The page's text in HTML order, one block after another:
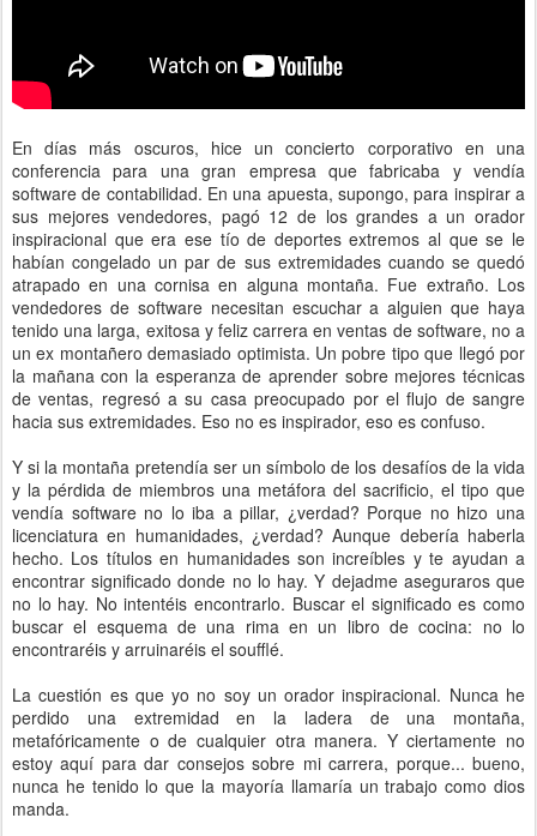
En días más oscuros, hice un concierto corporativo en una
conferencia para una gran empresa que fabricaba y vendía
software de contabilidad. En una apuesta, supongo, para inspirar a
sus mejores vendedores, pagó 12 de los grandes a un orador
inspiracional que era ese tío de deportes extremos al que se le
habían congelado un par de sus extremidades cuando se quedó
atrapado en una cornisa en alguna montaña. Fue extraño. Los
vendedores de software necesitan escuchar a alguien que haya
tenido una larga, exitosa y feliz carrera en ventas de software, no a
un ex montañero demasiado optimista. Un pobre tipo que llegó por
la mañana con la esperanza de aprender sobre mejores técnicas
de ventas, regresó a su casa preocupado por el flujo de sangre
hacia sus extremidades. Eso no es inspirador, eso es confuso.
Y si la montaña pretendía ser un símbolo de los desafíos de la vida
y la pérdida de miembros una metáfora del sacrificio, el tipo que
vendía software no lo iba a pillar, ¿verdad? Porque no hizo una
licenciatura en humanidades, ¿verdad? Aunque debería haberla
hecho. Los títulos en humanidades son increíbles y te ayudan a
encontrar significado donde no lo hay. Y dejadme aseguraros que
no lo hay. No intentéis encontrarlo. Buscar el significado es como
buscar el esquema de una rima en un libro de cocina: no lo
encontraréis y arruinaréis el soufflé.
La cuestión es que yo no soy un orador inspiracional. Nunca he
perdido una extremidad en la ladera de una montaña,
metafóricamente o de cualquier otra manera. Y ciertamente no
estoy aquí para dar consejos sobre mi carrera, porque... bueno,
nunca he tenido lo que la mayoría llamaría un trabajo como dios
manda.